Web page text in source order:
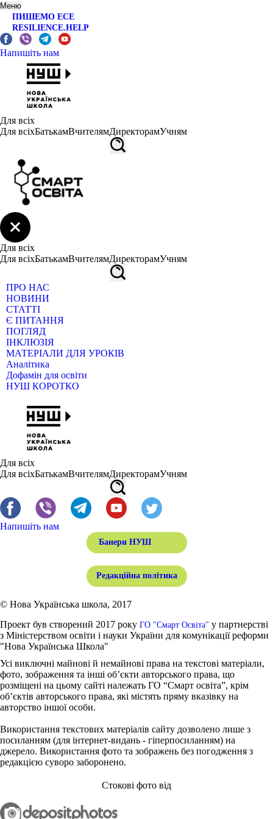
Меню
ПИШЕМО ЕСЕ
RESILIENCE.HELP
Напишіть нам
Для всіх
Для всіхБатькамВчителямДиректорамУчням
Для всіх
Для всіхБатькамВчителямДиректорамУчням
ПРО НАС
НОВИНИ
СТАТТІ
Є ПИТАННЯ
ПОГЛЯД
ІНКЛЮЗІЯ
МАТЕРІАЛИ ДЛЯ УРОКІВ
Аналітика
Дофамін для освіти
НУШ КОРОТКО
Для всіх
Для всіхБатькамВчителямДиректорамУчням
Напишіть нам
Банери НУШ
Редакційна політика
© Нова Українська школа, 2017
Проект був створений 2017 року ГО "Смарт Освіта" у партнерстві
з Міністерством освіти і науки України для комунікації реформи
"Нова Українська Школа"
Усі виключні майнові й немайнові права на текстові матеріали,
фото, зображення та інші об’єкти авторського права, що
розміщені на цьому сайті належать ГО “Смарт освіта”, крім
об’єктів авторського права, які містять пряму вказівку на
авторство іншої особи.
Використання текстових матеріалів сайту дозволено лише з
посиланням (для інтернет-видань - гіперпосиланням) на
джерело. Використання фото та зображень без погодження з
редакцією суворо заборонено.
Стокові фото від